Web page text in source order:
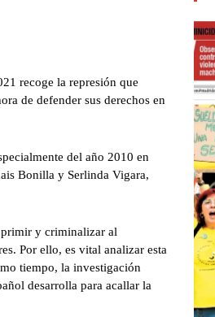
recoge la represión que
de defender sus derechos en
del año 2010 en
Bonilla y Serlinda Vigara,
y criminalizar al
Por ello, es vital analizar esta
tiempo, la investigación
desarrolla para acallar la